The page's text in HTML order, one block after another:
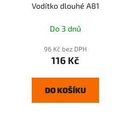
Vodítko dlouhé A81
Do 3 dnů
96 Kč bez DPH
116 Kč
DO KOŠÍKU